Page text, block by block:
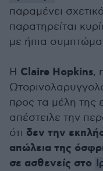
παραμένει
παρατηρείται
με ήπια
Η Claire Hopkins,
προς τα μέλη της
απέστειλε την
ότι δεν την
απώλεια της
σε ασθενείς στο